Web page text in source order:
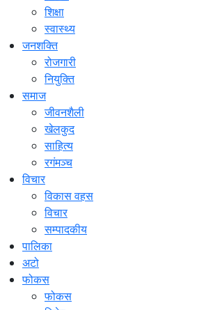
शिक्षा
स्वास्थ्य
जनशक्ति
रोजगारी
नियुक्ति
समाज
जीवनशैली
खेलकुद
साहित्य
रगंमञ्च
विचार
विकास वहस
विचार
सम्पादकीय
पालिका
अटो
फोकस
फोकस